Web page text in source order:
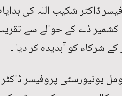
ڈاکٹر شکیب اللہ کی
ڈے کے حوالے سے تقریب
شرکاء کو آبدیدہ کر دیا ۔
یونیورسٹی پروفیسر